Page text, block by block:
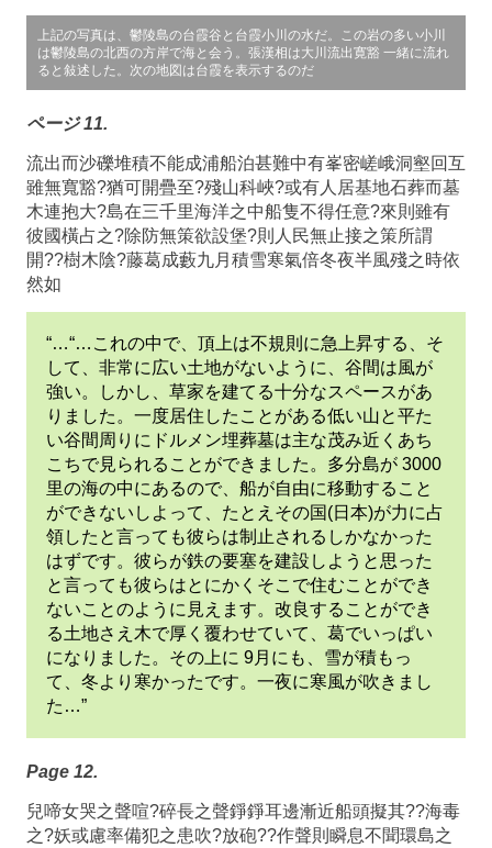
上記の写真は、鬱陵島の台霞谷と台霞小川の水だ。この岩の多い小川
は鬱陵島の北西の方岸で海と会う。張漢相は大川流出寛豁 一緒に流れ
ると敍述した。次の地図は台霞を表示するのだ
ページ 11.
流出而沙礫堆積不能成浦船泊甚難中有峯密嵯峨洞壑回互
雖無寬豁?猶可開疊至?殘山科峽?或有人居基地石葬而墓
木連抱大?島在三千里海洋之中船隻不得任意?來則雖有
彼國橫占之?除防無策欲設堡?則人民無止接之策所謂
開??樹木陰?藤葛成藪九月積雪寒氣倍冬夜半風殘之時依
然如
“…“…これの中で、頂上は不規則に急上昇する、そ
して、非常に広い土地がないように、谷間は風が
強い。しかし、草家を建てる十分なスペースがあ
りました。一度居住したことがある低い山と平た
い谷間周りにドルメン埋葬墓は主な茂み近くあち
こちで見られることができました。多分島が 3000
里の海の中にあるので、船が自由に移動すること
ができないしよって、たとえその国(日本)が力に占
領したと言っても彼らは制止されるしかなかった
はずです。彼らが鉄の要塞を建設しようと思った
と言っても彼らはとにかくそこで住むことができ
ないことのように見えます。改良することができ
る土地さえ木で厚く覆わせていて、葛でいっぱい
になりました。その上に 9月にも、雪が積もっ
て、冬より寒かったです。一夜に寒風が吹きまし
た…”
Page 12.
兒啼女哭之聲喧?碎長之聲錚錚耳邊漸近船頭擬其??海毒
之?妖或慮率備犯之患吹?放砲??作聲則瞬息不聞環島之